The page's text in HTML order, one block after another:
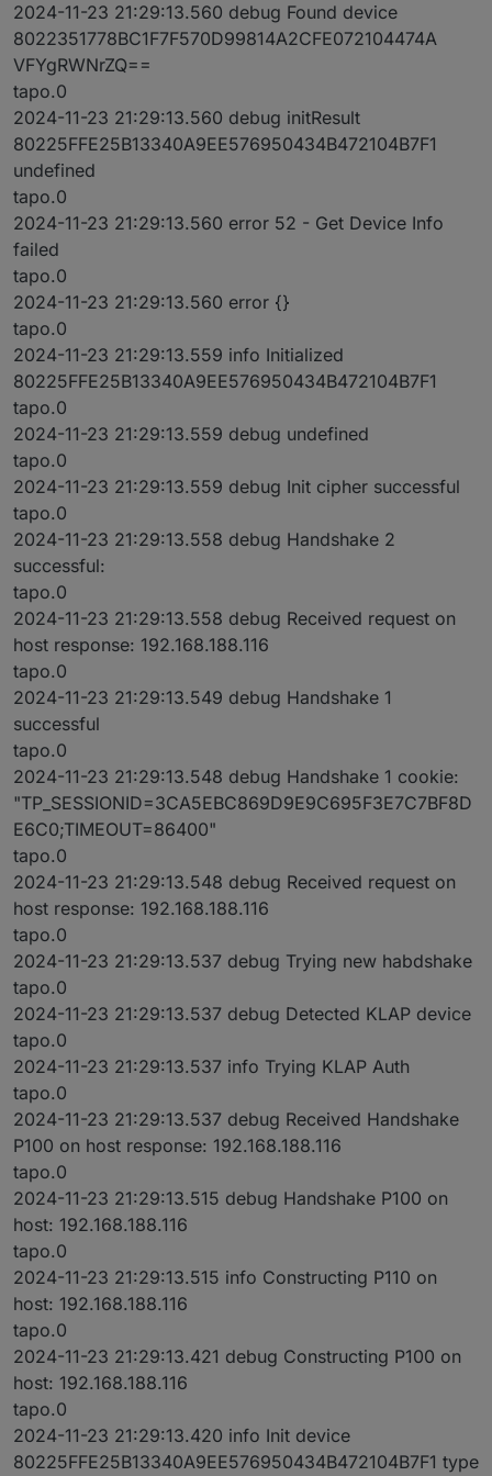
2024-11-23 21:29:13.560 debug Found device
8022351778BC1F7F570D99814A2CFE072104474A
VFYgRWNrZQ==
tapo.0
2024-11-23 21:29:13.560 debug initResult
80225FFE25B13340A9EE576950434B472104B7F1
undefined
tapo.0
2024-11-23 21:29:13.560 error 52 - Get Device Info
failed
tapo.0
2024-11-23 21:29:13.560 error {}
tapo.0
2024-11-23 21:29:13.559 info Initialized
80225FFE25B13340A9EE576950434B472104B7F1
tapo.0
2024-11-23 21:29:13.559 debug undefined
tapo.0
2024-11-23 21:29:13.559 debug Init cipher successful
tapo.0
2024-11-23 21:29:13.558 debug Handshake 2
successful:
tapo.0
2024-11-23 21:29:13.558 debug Received request on
host response: 192.168.188.116
tapo.0
2024-11-23 21:29:13.549 debug Handshake 1
successful
tapo.0
2024-11-23 21:29:13.548 debug Handshake 1 cookie:
"TP_SESSIONID=3CA5EBC869D9E9C695F3E7C7BF8D
E6C0;TIMEOUT=86400"
tapo.0
2024-11-23 21:29:13.548 debug Received request on
host response: 192.168.188.116
tapo.0
2024-11-23 21:29:13.537 debug Trying new habdshake
tapo.0
2024-11-23 21:29:13.537 debug Detected KLAP device
tapo.0
2024-11-23 21:29:13.537 info Trying KLAP Auth
tapo.0
2024-11-23 21:29:13.537 debug Received Handshake
P100 on host response: 192.168.188.116
tapo.0
2024-11-23 21:29:13.515 debug Handshake P100 on
host: 192.168.188.116
tapo.0
2024-11-23 21:29:13.515 info Constructing P110 on
host: 192.168.188.116
tapo.0
2024-11-23 21:29:13.421 debug Constructing P100 on
host: 192.168.188.116
tapo.0
2024-11-23 21:29:13.420 info Init device
80225FFE25B13340A9EE576950434B472104B7F1 type